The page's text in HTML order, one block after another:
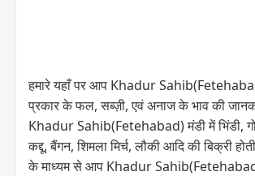
हमारे यहाँ पर आप Khadur
प्रकार के फल, सब्ज़ी, एवं अनाज के भाव की
Khadur Sahib(Fetehabad) मंडी में भिंडी,
कद्दू, बैंगन, शिमला मिर्च, लौकी आदि की बिक्री
के माध्यम से आप Khadur